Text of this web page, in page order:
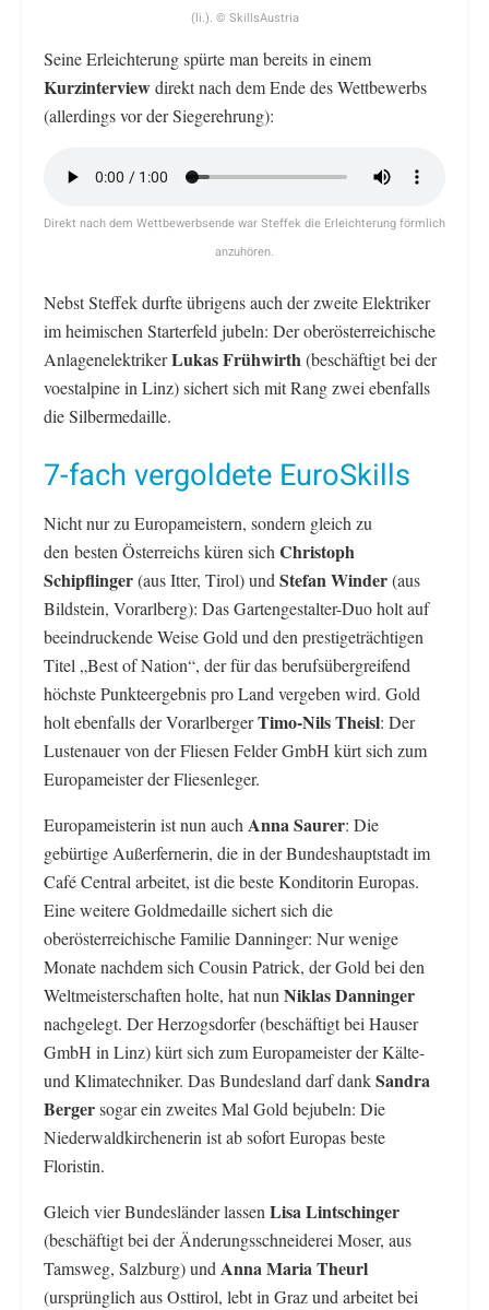
(li.). © SkillsAustria
Seine Erleichterung spürte man bereits in einem
Kurzinterviewdirekt nach dem Ende des Wettbewerbs
(allerdings vor der Siegerehrung):
Direkt nach dem Wettbewerbsende war Steffek die Erleichterung förmlich
anzuhören.
Nebst Steffek durfte übrigens auch der zweite Elektriker
im heimischen Starterfeld jubeln: Der oberösterreichische
AnlagenelektrikerLukas Frühwirth(beschäftigt bei der
voestalpine in Linz) sichert sich mit Rang zwei ebenfalls
die Silbermedaille.
7-fach vergoldete EuroSkills
Nicht nur zu Europameistern, sondern gleich zu
den besten Österreichs küren sichChristoph
Schipflinger(aus Itter, Tirol) undStefan Winder(aus
Bildstein, Vorarlberg): Das Gartengestalter-Duo holt auf
beeindruckende Weise Gold und den prestigeträchtigen
Titel „Best of Nation“, der für das berufsübergreifend
höchste Punkteergebnis pro Land vergeben wird. Gold
holt ebenfalls der VorarlbergerTimo-Nils Theisl: Der
Lustenauer von der Fliesen Felder GmbH kürt sich zum
Europameister der Fliesenleger.
Europameisterin ist nun auchAnna Saurer: Die
gebürtige Außerfernerin, die in der Bundeshauptstadt im
Café Central arbeitet, ist die beste Konditorin Europas.
Eine weitere Goldmedaille sichert sich die
oberösterreichische Familie Danninger: Nur wenige
Monate nachdem sich Cousin Patrick, der Gold bei den
Weltmeisterschaften holte, hat nunNiklas Danninger
nachgelegt. Der Herzogsdorfer (beschäftigt bei Hauser
GmbH in Linz) kürt sich zum Europameister der Kälte-
und Klimatechniker. Das Bundesland darf dankSandra
Bergersogar ein zweites Mal Gold bejubeln: Die
Niederwaldkirchenerin ist ab sofort Europas beste
Floristin.
Gleich vier Bundesländer lassenLisa Lintschinger
(beschäftigt bei der Änderungsschneiderei Moser, aus
Tamsweg, Salzburg) undAnna Maria Theurl
(ursprünglich aus Osttirol, lebt in Graz und arbeitet bei